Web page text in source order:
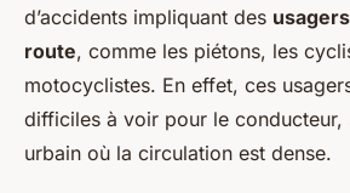
d’accidents impliquant des
route, comme les piétons, les
motocyclistes. En effet, ces
difficiles à voir pour le conducteur,
urbain où la circulation est dense.